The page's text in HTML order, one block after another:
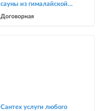
сауны из гималайской
Договорная
Сантех услуги любого